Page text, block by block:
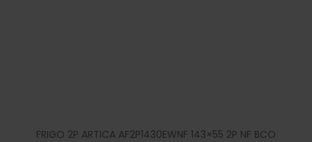
FRIGO 2P ARTICA AF2P1430EWNF 143×55 2P NF BCO